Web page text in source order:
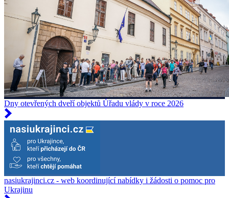
Dny otevřených dveří objektů Úřadu vlády v roce 2026
nasiukrajinci.cz - web koordinující nabídky i žádosti o pomoc pro
Ukrajinu